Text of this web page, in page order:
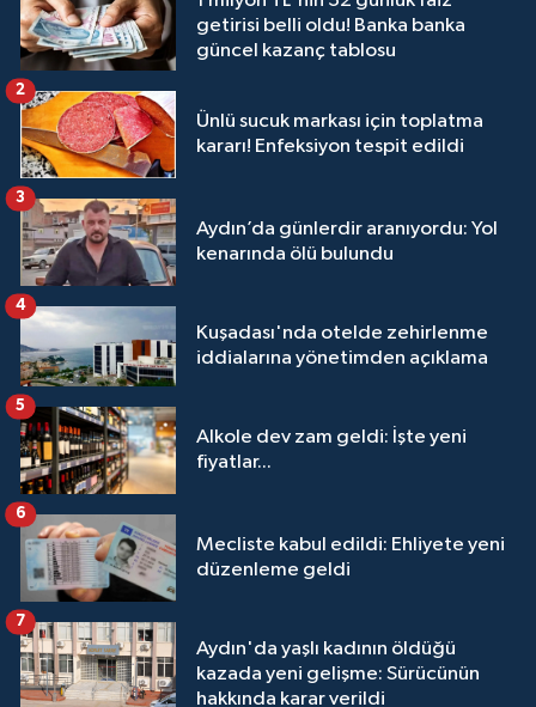
getirisi belli oldu! Banka banka
güncel kazanç tablosu
Ünlü sucuk markası için toplatma
kararı! Enfeksiyon tespit edildi
2
Aydın’da günlerdir aranıyordu: Yol
kenarında ölü bulundu
3
Kuşadası'nda otelde zehirlenme
iddialarına yönetimden açıklama
4
Alkole dev zam geldi: İşte yeni
fiyatlar...
5
Mecliste kabul edildi: Ehliyete yeni
düzenleme geldi
6
Aydın'da yaşlı kadının öldüğü
kazada yeni gelişme: Sürücünün
hakkında karar verildi
7